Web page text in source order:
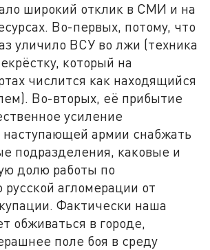
широкий отклик в СМИ и на
Во-первых, потому, что
уличило ВСУ во лжи (техника
который на
числится как находящийся
Во-вторых, её прибытие
усиление
наступающей армии снабжать
подразделения, каковые и
долю работы по
агломерации от
Фактически наша
обживаться в городе,
поле боя в среду